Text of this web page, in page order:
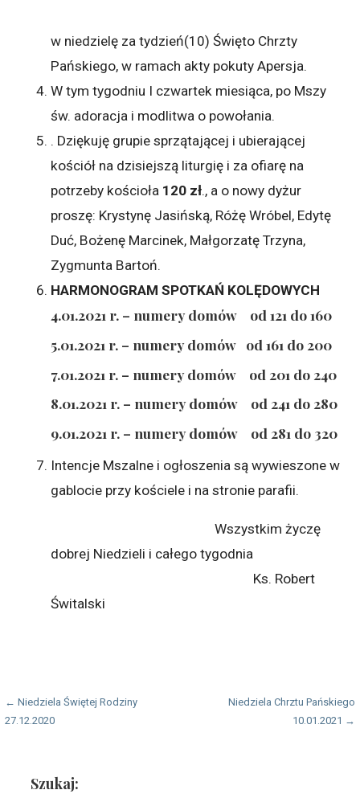
w niedzielę za tydzień(10) Święto Chrzty
Pańskiego, w ramach akty pokuty Apersja.
W tym tygodniu I czwartek miesiąca, po Mszy
św. adoracja i modlitwa o powołania.
. Dziękuję grupie sprzątającej i ubierającej
kościół na dzisiejszą liturgię i za ofiarę na
potrzeby kościoła 120 zł., a o nowy dyżur
proszę: Krystynę Jasińską, Różę Wróbel, Edytę
Duć, Bożenę Marcinek, Małgorzatę Trzyna,
Zygmunta Bartoń.
HARMONOGRAM SPOTKAŃ KOLĘDOWYCH
4.01.2021 r. – numery domów od 121 do 160
5.01.2021 r. – numery domów od 161 do 200
7.01.2021 r. – numery domów od 201 do 240
8.01.2021 r. – numery domów od 241 do 280
9.01.2021 r. – numery domów od 281 do 320
Intencje Mszalne i ogłoszenia są wywieszone w
gablocie przy kościele i na stronie parafii.
Wszystkim życzę
dobrej Niedzieli i całego tygodnia
Ks. Robert
Świtalski
Nawigacja
← Niedziela Świętej Rodziny
27.12.2020
Niedziela Chrztu Pańskiego
10.01.2021 →
Szukaj: